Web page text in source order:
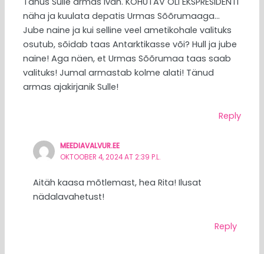
näha ja kuulata depatis Urmas Sõõrumaaga…
Jube naine ja kui selline veel ametikohale valituks
osutub, sõidab taas Antarktikasse või? Hull ja jube
naine! Aga näen, et Urmas Sõõrumaa taas saab
valituks! Jumal armastab kolme alati! Tänud
armas ajakirjanik Sulle!
Reply
MEEDIAVALVUR.EE
OKTOOBER 4, 2024 AT 2:39 P.L.
Aitäh kaasa mõtlemast, hea Rita! Ilusat
nädalavahetust!
Reply